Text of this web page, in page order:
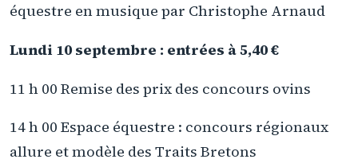
équestre en musique par Christophe Arnaud
Lundi 10 septembre : entrées à 5,40 €
11 h 00 Remise des prix des concours ovins
14 h 00 Espace équestre : concours régionaux
allure et modèle des Traits Bretons